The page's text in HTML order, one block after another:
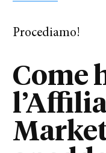
Procediamo!
Come